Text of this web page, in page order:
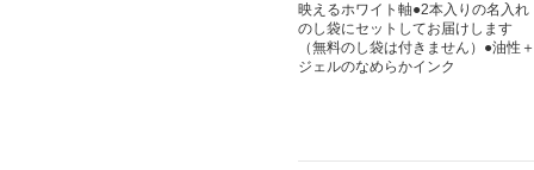
映えるホワイト軸●2本入りの名入れ
のし袋にセットしてお届けします
（無料のし袋は付きません）●油性＋
ジェルのなめらかインク